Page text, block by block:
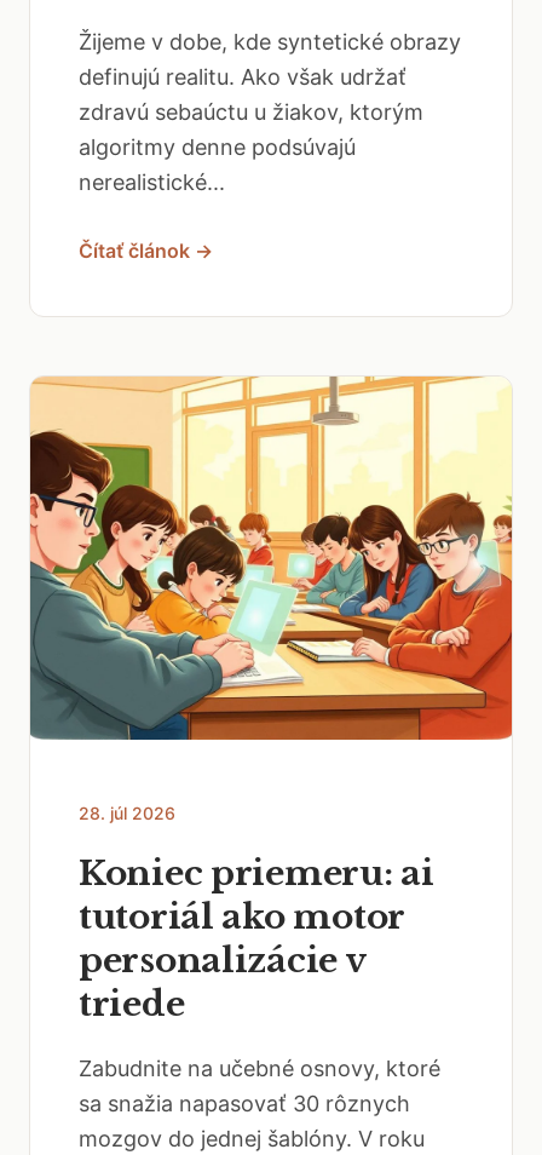
Žijeme v dobe, kde syntetické obrazy
definujú realitu. Ako však udržať
zdravú sebaúctu u žiakov, ktorým
algoritmy denne podsúvajú
nerealistické...
Čítať článok →
28. júl 2026
Koniec priemeru: ai
tutoriál ako motor
personalizácie v
triede
Zabudnite na učebné osnovy, ktoré
sa snažia napasovať 30 rôznych
mozgov do jednej šablóny. V roku